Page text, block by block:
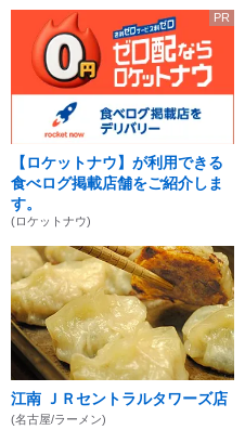
PR
【ロケットナウ】が利用できる
食べログ掲載店舗をご紹介しま
す。
(ロケットナウ)
江南 ＪＲセントラルタワーズ店
(名古屋/ラーメン)